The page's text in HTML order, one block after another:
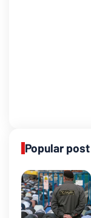
Popular post